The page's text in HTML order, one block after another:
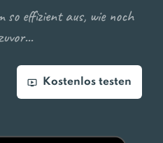
so effizient aus, wie noch
Kostenlos testen